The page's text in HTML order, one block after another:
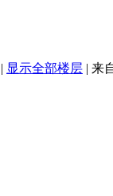
| 显示全部楼层 | 来